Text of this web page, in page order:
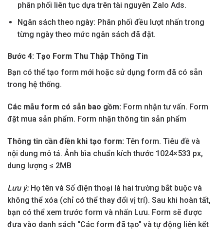
phân phối liên tục dựa trên tài nguyên Zalo Ads.
Ngân sách theo ngày: Phân phối đều lượt nhấn trong
từng ngày theo mức ngân sách đã đặt.
Bước 4: Tạo Form Thu Thập Thông Tin
Bạn có thể tạo form mới hoặc sử dụng form đã có sẵn
trong hệ thống.
Các mẫu form có sẵn bao gồm: Form nhận tư vấn. Form
đặt mua sản phẩm. Form nhận thông tin sản phẩm
Thông tin cần điền khi tạo form: Tên form. Tiêu đề và
nội dung mô tả. Ảnh bìa chuẩn kích thước 1024×533 px,
dung lượng ≤ 2MB
Lưu ý: Họ tên và Số điện thoại là hai trường bắt buộc và
không thể xóa (chỉ có thể thay đổi vị trí). Sau khi hoàn tất,
bạn có thể xem trước form và nhấn Lưu. Form sẽ được
đưa vào danh sách “Các form đã tạo” và tự động liên kết